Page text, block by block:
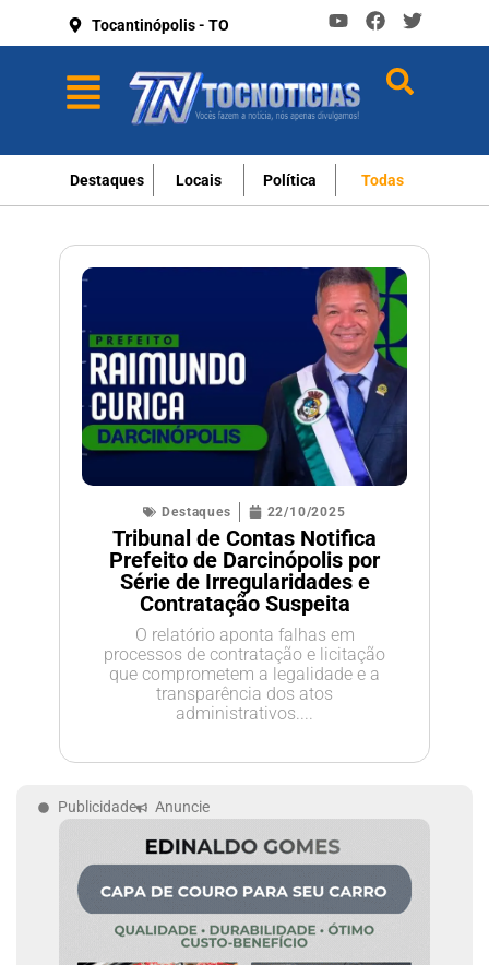
Tocantinópolis - TO
Destaques Locais Política Todas
Destaques 22/10/2025
Tribunal de Contas Notifica
Prefeito de Darcinópolis por
Série de Irregularidades e
Contratação Suspeita
O relatório aponta falhas em
processos de contratação e licitação
que comprometem a legalidade e a
transparência dos atos
administrativos....
Publicidade Anuncie